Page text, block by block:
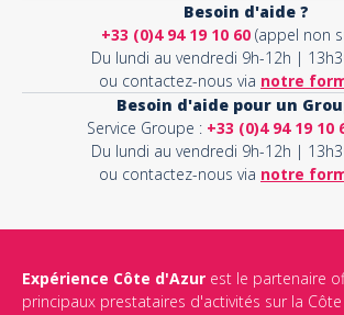
Besoin d'aide ?
+33 (0)4 94 19 10 60 (appel non
Du lundi au vendredi 9h-12h |
ou contactez-nous via notre
Besoin d'aide pour un
Service Groupe : +33 (0)4 94 19 10
Du lundi au vendredi 9h-12h |
ou contactez-nous via notre
Expérience Côte d'Azur est le partenaire
principaux prestataires d'activités sur la Côte